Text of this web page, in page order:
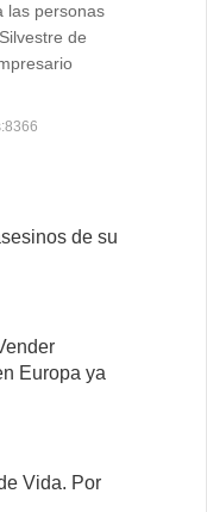
las personas
de
de su
Europa ya
Vida. Por